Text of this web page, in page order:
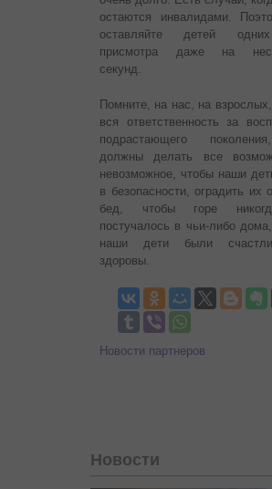
остаются инвалидами.
оставляйте детей
присмотра даже на
секунд.
Помните, на нас, на
вся ответственность за
подрастающего
должны делать все
невозможное, чтобы наши
в безопасности, оградить их
бед, чтобы горе
постучалось в чьи-либо
наши дети были
здоровы.
Новости партнеров
Новости